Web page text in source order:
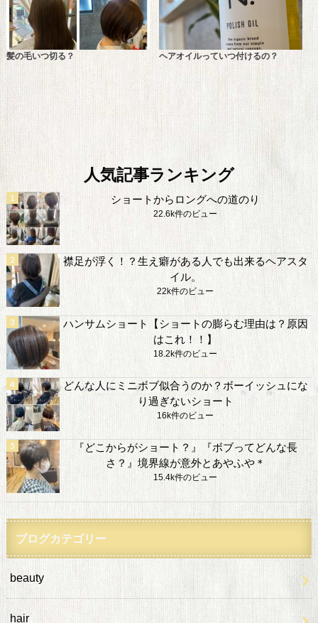
髪の毛いつ切る？ ヘアオイルっていつ付けるの？
人気記事ランキング
ショートからロングへの道のり
22.6k件のビュー
襟足が浮く！？生え癖がある人でも出来るヘアスタ
イル。
22k件のビュー
ハンサムショート【ショートの膨らむ理由は？原因
はこれ！！】
18.2k件のビュー
どんな人にミニボブ似合うのか？ボーイッシュにな
り過ぎないショート
16k件のビュー
『どこからがショート？』『ボブってどんな長
さ？』境界線が意外とあやふや＊
15.4k件のビュー
ブログカテゴリー
beauty
hair